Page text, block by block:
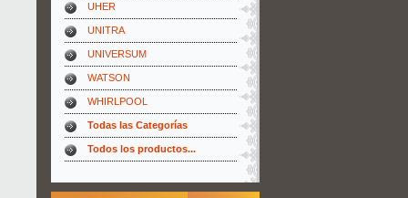
UHER
UNITRA
UNIVERSUM
WATSON
WHIRLPOOL
Todas las Categorías
Todos los productos...